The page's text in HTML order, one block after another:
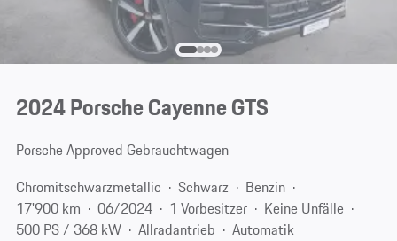
2024 Porsche Cayenne GTS
Porsche Approved Gebrauchtwagen
Chromitschwarzmetallic
Schwarz
Benzin
17'900 km
06/2024 1 Vorbesitzer
Keine Unfälle
500 PS / 368 kW
Allradantrieb
Automatik